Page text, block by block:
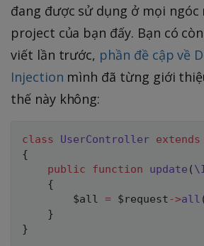
đang được sử dụng ở mọi
project của bạn đấy. Bạn có
viết lần trước, phần đề cập về
Injection mình đã từng giới
thế này không:
class UserController extends
{
public
function update ( \
{
$all = $request->all (
}
}